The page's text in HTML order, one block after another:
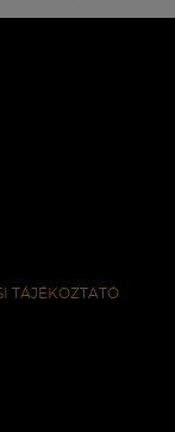
TÁJÉKOZTATÓ